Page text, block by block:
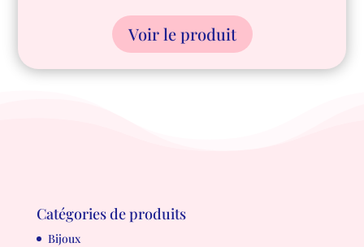
Voir le produit
Catégories de produits
Bijoux